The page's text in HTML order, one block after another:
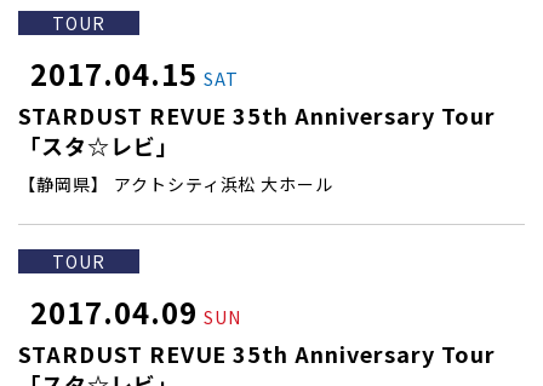
TOUR
2017.04.15 SAT
STARDUST REVUE 35th Anniversary Tour
「スタ☆レビ」
【静岡県】 アクトシティ浜松 大ホール
TOUR
2017.04.09 SUN
STARDUST REVUE 35th Anniversary Tour